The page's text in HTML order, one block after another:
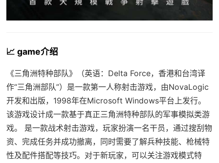
📈 game介绍
《三角洲特种部队》（英语：Delta Force，香港和台湾译
作“三角洲部队”）是一款第一人称射击游戏，由NovaLogic
开发和出版，1998年在Microsoft Windows平台上发行。
该游戏设计成一款基于真正三角洲特种部队的军事模拟类游
戏。 是一款战术射击游戏，玩家扮演一名干员，通过搜刮物
资、完成任务并成功撤离，同时需要了解兵种技能、枪械特
性及配件搭配等技巧。对于新玩家，可以关注游戏模式特